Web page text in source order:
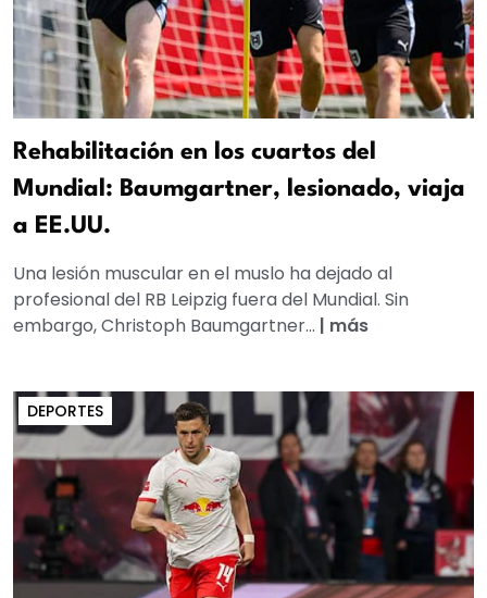
Rehabilitación en los cuartos del
Mundial: Baumgartner, lesionado, viaja
a EE.UU.
Una lesión muscular en el muslo ha dejado al
profesional del RB Leipzig fuera del Mundial. Sin
embargo, Christoph Baumgartner... | más
DEPORTES